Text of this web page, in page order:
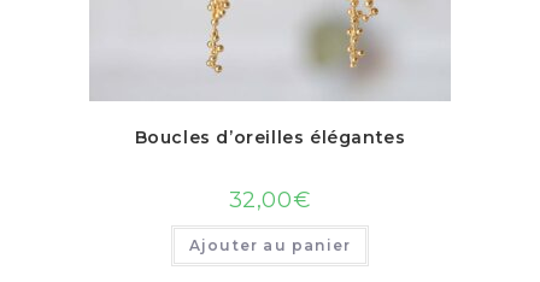
Boucles d’oreilles élégantes
32,00€
Ajouter au panier